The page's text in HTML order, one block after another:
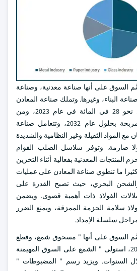
السوق على أنها صناعة معدنية، وصناعة
البناء، وغيرها. وتملك صناعة المعادن
حصة سوقية مهيمنة تبلغ نحو 28 في المائة في عام 2023، ومن
المتوقع أن تنمو بوتيرة مربحة بحلول عام 2032، وتتعامل صناعة
مع المواد الثقيلة وغير النظامية والشديدة
صارمة. وتوفر سلاسل الصلب القوام
المنتجات المعدنية بفعالية أثناء التخزين
ما تنطوي صناعة المعادن على عمليات
البحري، حيث تصبح القدرة على
الفولاذ ذات أهمية قصوى. ويضمن
سلامة الحزمة الممزقة، ويمنع الضرر
سلسلة الإمداد.
السوق على أنها " مسحوق شمع، وقطع
غير مربوط. وفي عام 2023، استولى " الشمع على السوق المهيمنة
السنوات. ويزيد رسم " المضبوطات "